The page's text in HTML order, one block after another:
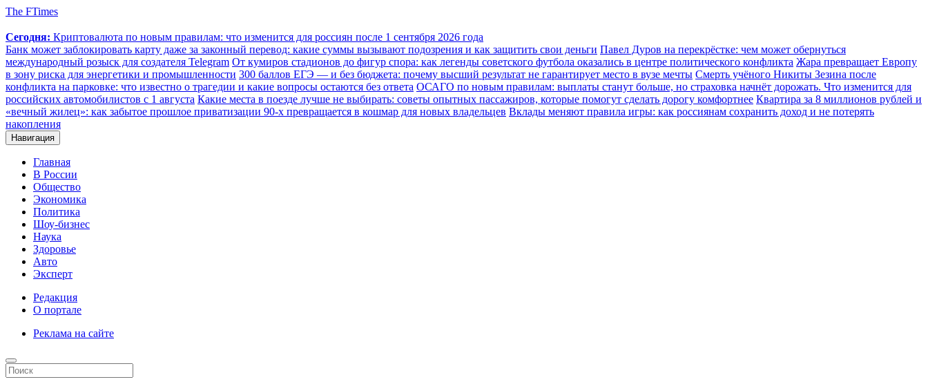
The FTimes
Сегодня: Криптовалюта по новым правилам: что изменится для россиян после 1 сентября 2026 года
Банк может заблокировать карту даже за законный перевод: какие суммы вызывают подозрения и как защитить свои деньги Павел Дуров на перекрёстке: чем может обернуться
международный розыск для создателя Telegram От кумиров стадионов до фигур спора: как легенды советского футбола оказались в центре политического конфликта Жара превращает Европу
в зону риска для энергетики и промышленности 300 баллов ЕГЭ — и без бюджета: почему высший результат не гарантирует место в вузе мечты Смерть учёного Никиты Зезина после
конфликта на парковке: что известно о трагедии и какие вопросы остаются без ответа ОСАГО по новым правилам: выплаты станут больше, но страховка начнёт дорожать. Что изменится для
российских автомобилистов с 1 августа Какие места в поезде лучше не выбирать: советы опытных пассажиров, которые помогут сделать дорогу комфортнее Квартира за 8 миллионов рублей и
«вечный жилец»: как забытое прошлое приватизации 90-х превращается в кошмар для новых владельцев Вклады меняют правила игры: как россиянам сохранить доход и не потерять
накопления
Навигация
Главная
В России
Общество
Экономика
Политика
Шоу-бизнес
Наука
Здоровье
Авто
Эксперт
Редакция
О портале
Реклама на сайте